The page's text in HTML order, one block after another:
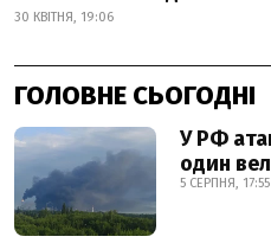
30 КВІТНЯ, 19:06
ГОЛОВНЕ СЬОГОДНІ
У РФ
один
5 СЕРПНЯ, 17:55